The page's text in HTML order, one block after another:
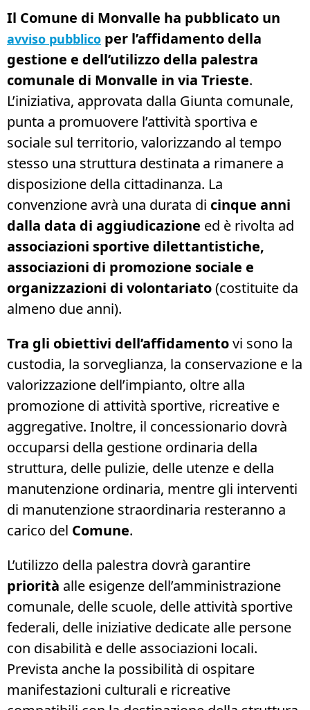
Il Comune di Monvalle ha pubblicato un
avviso pubblico per l’affidamento della
gestione e dell’utilizzo della palestra
comunale di Monvalle in via Trieste.
L’iniziativa, approvata dalla Giunta comunale,
punta a promuovere l’attività sportiva e
sociale sul territorio, valorizzando al tempo
stesso una struttura destinata a rimanere a
disposizione della cittadinanza. La
convenzione avrà una durata di cinque anni
dalla data di aggiudicazione ed è rivolta ad
associazioni sportive dilettantistiche,
associazioni di promozione sociale e
organizzazioni di volontariato(costituite da
almeno due anni).
Tra gli obiettivi dell’affidamentovi sono la
custodia, la sorveglianza, la conservazione e la
valorizzazione dell’impianto, oltre alla
promozione di attività sportive, ricreative e
aggregative. Inoltre, il concessionario dovrà
occuparsi della gestione ordinaria della
struttura, delle pulizie, delle utenze e della
manutenzione ordinaria, mentre gli interventi
di manutenzione straordinaria resteranno a
carico del Comune.
L’utilizzo della palestra dovrà garantire
priorità alle esigenze dell’amministrazione
comunale, delle scuole, delle attività sportive
federali, delle iniziative dedicate alle persone
con disabilità e delle associazioni locali.
Prevista anche la possibilità di ospitare
manifestazioni culturali e ricreative